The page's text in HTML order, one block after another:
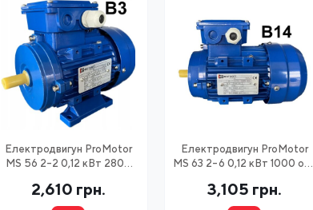
Електродвигун ProMotor
MS 56 2-2 0,12 кВт 2800
2,610 грн.
Електродвигун ProMotor
MS 63 2-6 0,12 кВт 1000 об/
3,105 грн.